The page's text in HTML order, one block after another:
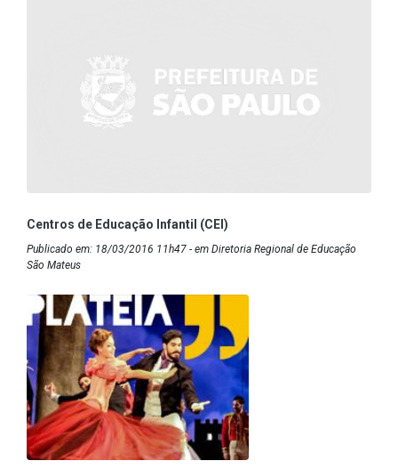
Centros de Educação Infantil (CEI)
Publicado em: 18/03/2016 11h47 - em Diretoria Regional de Educação
São Mateus